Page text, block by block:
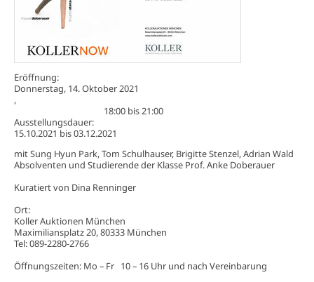
Eröffnung:
Donnerstag, 14. Oktober 2021
,
18:00 bis21:00
Ausstellungsdauer:
15.10.2021 bis03.12.2021
mit Sung Hyun Park, Tom Schulhauser, Brigitte Stenzel, Adrian Wald
Absolventen und Studierende der Klasse Prof. Anke Doberauer
Kuratiert von Dina Renninger
Ort:
Koller Auktionen München
Maximiliansplatz 20, 80333 München
Tel: 089-2280-2766
Öffnungszeiten: Mo – Fr 10 – 16 Uhr und nach Vereinbarung